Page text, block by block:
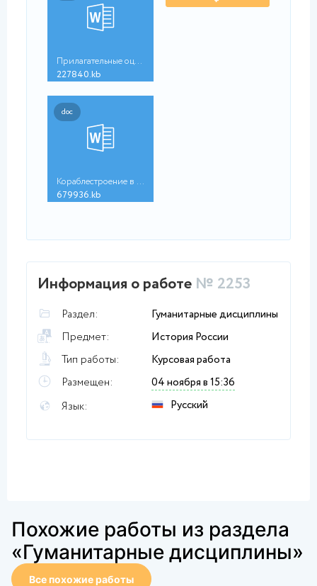
Прилагательные оценк...
227840.kb
doc
Кораблестроение в Во...
679936.kb
Информация о работе № 2253
Раздел:
Гуманитарные дисциплины
Предмет:
История России
Тип работы:
Курсовая работа
Размещен:
04 ноября в 15:36
Язык:
Русский
Похожие работы из раздела
«Гуманитарные дисциплины»
Все похожие работы